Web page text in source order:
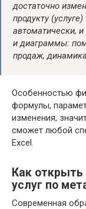
достаточно
продукту
автоматически,
и диаграммы:
продаж,
Особенностью
формулы,
изменения,
сможет любой
Excel.
Как открыть
услуг по
Современная